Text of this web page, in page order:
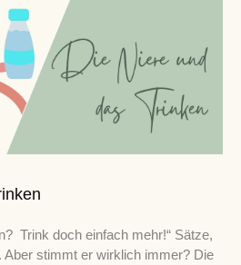
Trink doch einfach mehr!“ Sätze,
Aber stimmt er wirklich immer? Die